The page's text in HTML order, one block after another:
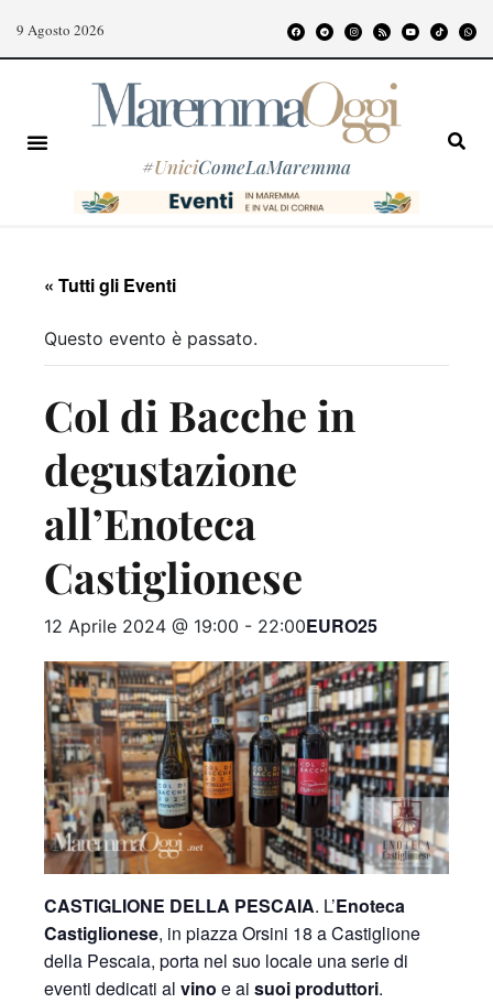
9 Agosto 2026
#UniciComeLaMaremma
« Tutti gli Eventi
Questo evento è passato.
Col di Bacche in
degustazione
all’Enoteca
Castiglionese
12 Aprile 2024 @ 19:00 - 22:00EURO25
CASTIGLIONE DELLA PESCAIA. L’Enoteca
Castiglionese, in piazza Orsini 18 a Castiglione
della Pescaia, porta nel suo locale una serie di
eventi dedicati al vino e ai suoi produttori.